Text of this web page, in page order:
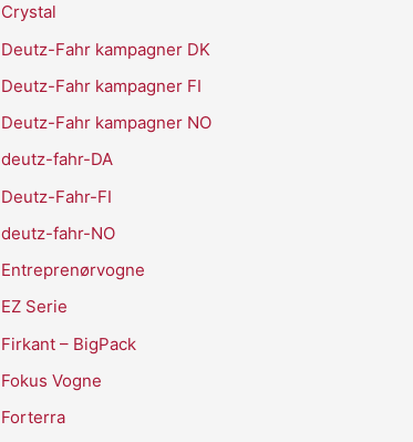
Crystal
Deutz-Fahr kampagner DK
Deutz-Fahr kampagner FI
Deutz-Fahr kampagner NO
deutz-fahr-DA
Deutz-Fahr-FI
deutz-fahr-NO
Entreprenørvogne
EZ Serie
Firkant – BigPack
Fokus Vogne
Forterra